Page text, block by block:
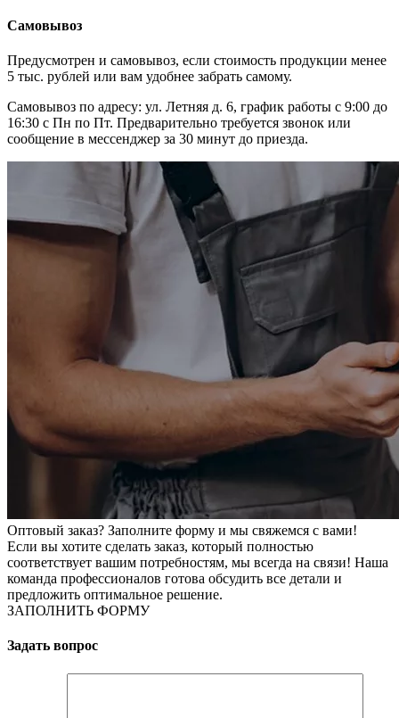
Самовывоз
Предусмотрен и самовывоз, если стоимость продукции менее
5 тыс. рублей или вам удобнее забрать самому.
Самовывоз по адресу: ул. Летняя д. 6, график работы с 9:00 до
16:30 с Пн по Пт. Предварительно требуется звонок или
сообщение в мессенджер за 30 минут до приезда.
Оптовый заказ? Заполните форму и мы свяжемся с вами!
Если вы хотите сделать заказ, который полностью
соответствует вашим потребностям, мы всегда на связи! Наша
команда профессионалов готова обсудить все детали и
предложить оптимальное решение.
ЗАПОЛНИТЬ ФОРМУ
Задать вопрос